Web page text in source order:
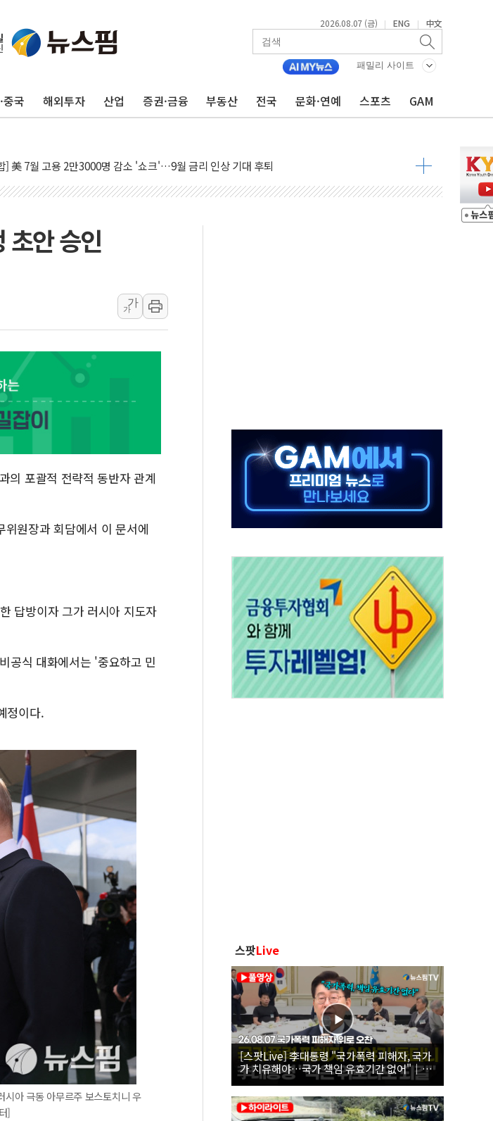
2026.08.07 (금) | ENG | 中文
패밀리 사이트
중국 해외투자 산업 증권·금융 부동산 전국 문화·연예 스포츠 GAM
의 핵심 원유 수출항 '하르그섬', 최근 1주일 이상 '올스톱'… 美 해상봉쇄 영향
뉴스] 뉴욕 반도체주 프리뷰...美 고용 쇼크에 반도체주 '활짝'
] 이슬람 수니파 3개국, 공동방위협정 체결
시 개장 전 특징주...아틀라시안·클라우드플레어·태양광주↑ VS 트레이드데스크·웬디스↓
"금리 내려야"…파월 때와 달리 워시엔 톤 낮춰
정치인 측근 포항시 정책특보 내정설...포항시 '시끌'
통령, '6시간 마라톤 부동산 2차 회의' 주재… "전폭적 공급 확대·속도전 총력"
프, 中 겨냥 폴리실리콘 관세 15% 부과…美 태양광주 급등
와이어 "이란 최고지도자 위독…곧 사망해도 놀랍지 않아"
발전, 해남군에 국내 최대 규모 400MW 태양광 착공…여의도 1.6배 규모
증시] 중동 불안 속 유가 상승에 소폭 하락...금융주 낙폭 커
'폐버스 청년주택' SNS 글 역풍에 "정부정책 아냐" 해명
누그러지고 가뭄 숙지나...경북동해안권 8~9일 최대 100mm 호우
디·튀르키예·파키스탄, '공동방위협정' 체결… 수니파 국가들의 새 안보 협력 구도
초안 승인
가
가
의 포괄적 전략적 동반자 관계
원장과 회담에서 이 문서에
답방이자 그가 러시아 지도자
공식 대화에서는 '중요하고 민
정이다.
아 극동 아무르주 보스토치니 우
]
스팟Live
[스팟Live] 李대통령 "국가폭력 피해자, 국가
가 치유해야…국가 책임 유효기간 없어"｜
26.08.07 국가폭력 피해자 위로 오찬